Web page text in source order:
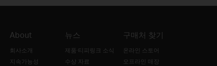
About
회사소개
지속가능성
뉴스
제품·티피링크 소식
수상 자료
구매처 찾기
온라인 스토어
오프라인 매장